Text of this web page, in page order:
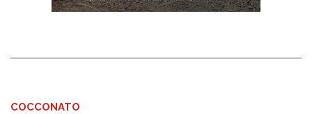
COCCONATO